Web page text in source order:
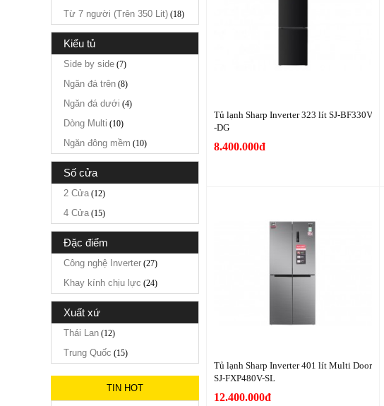
Từ 7 người (Trên 350 Lit) (18)
kiểu tủ
Side by side (7)
Ngăn đá trên (8)
Ngăn đá dưới (4)
Dòng Multi (10)
Ngăn đông mềm (10)
số cửa
2 Cửa (12)
4 Cửa (15)
đặc điểm
Công nghệ Inverter (27)
Khay kính chịu lực (24)
xuất xứ
Thái Lan (12)
Trung Quốc (15)
TIN HOT
Tủ lạnh Sharp Inverter 323 lít SJ-BF330V
-DG
8.400.000đ
Tủ lạnh Sharp Inverter 401 lít Multi Door
SJ-FXP480V-SL
12.400.000đ